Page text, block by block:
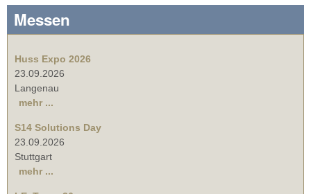
Messen
Huss Expo 2026
23.09.2026
Langenau
mehr ...
S14 Solutions Day
23.09.2026
Stuttgart
mehr ...